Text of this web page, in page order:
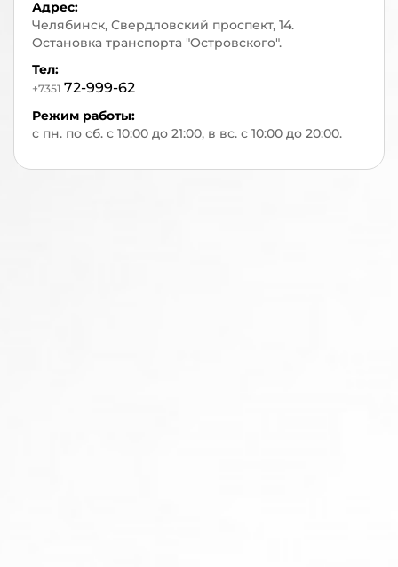
Адрес:
Челябинск, Свердловский проспект, 14.
Остановка транспорта "Островского".
Тел:
+7351 72-999-62
Режим работы:
с пн. по сб. с 10:00 до 21:00, в вс. с 10:00 до 20:00.